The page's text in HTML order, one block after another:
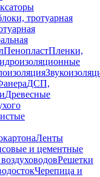
тротуарная
ПенопластПленки,
ДСП,
Древесные
Ленты
и цементные
Решетки
Черепица и